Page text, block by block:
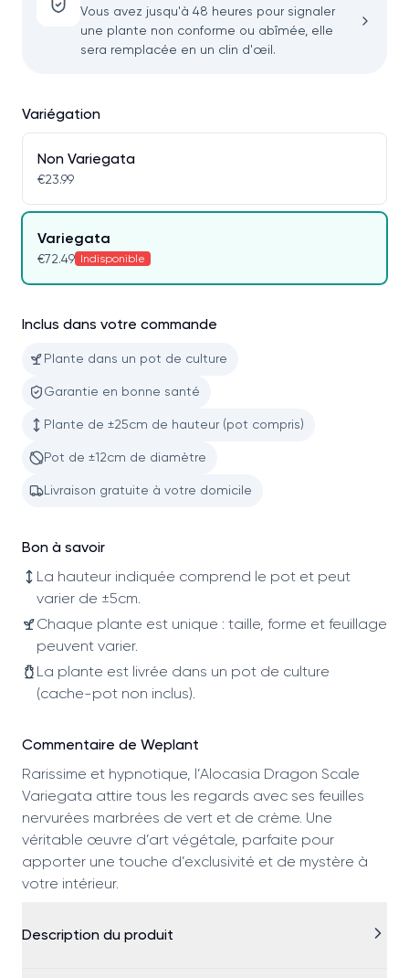
Vous avez jusqu'à 48 heures pour signaler
une plante non conforme ou abîmée, elle
sera remplacée en un clin d'œil.
Variégation
Non Variegata
€23.99
Variegata
€72.49 Indisponible
Inclus dans votre commande
Plante dans un pot de culture
Garantie en bonne santé
Plante de ±25cm de hauteur (pot compris)
Pot de ±12cm de diamètre
Livraison gratuite à votre domicile
Bon à savoir
La hauteur indiquée comprend le pot et peut
varier de ±5cm.
Chaque plante est unique : taille, forme et feuillage
peuvent varier.
La plante est livrée dans un pot de culture
(cache-pot non inclus).
Commentaire de Weplant
Rarissime et hypnotique, l’Alocasia Dragon Scale
Variegata attire tous les regards avec ses feuilles
nervurées marbrées de vert et de crème. Une
véritable œuvre d’art végétale, parfaite pour
apporter une touche d’exclusivité et de mystère à
votre intérieur.
Description du produit